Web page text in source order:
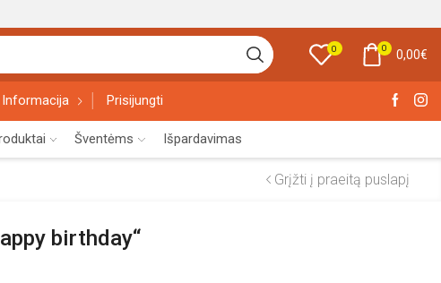
0 0 0,00€
Informacija Prisijungti
Šventėms Išpardavimas
Grįžti į praeitą puslapį
birthday“